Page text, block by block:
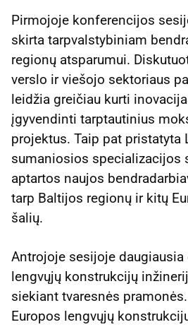
Pirmojoje konferencijos
skirta tarpvalstybiniam
regionų atsparumui.
verslo ir viešojo sektoriaus
leidžia greičiau kurti
įgyvendinti tarptautinius
projektus. Taip pat pristatyta
sumaniosios specializacijos
aptartos naujos
tarp Baltijos regionų ir kitų
šalių.
Antrojoje sesijoje
lengvųjų konstrukcijų
siekiant tvaresnės
Europos lengvųjų